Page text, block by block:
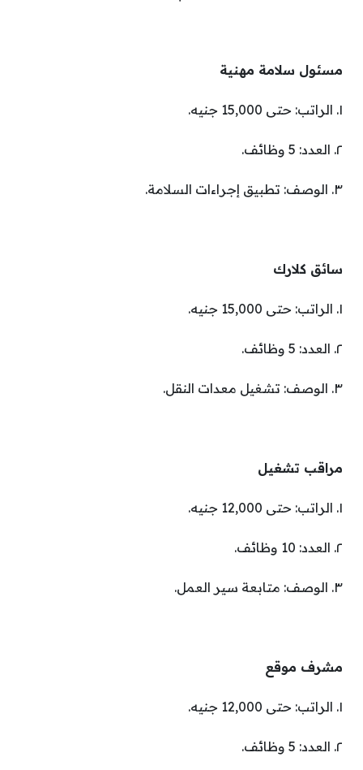
مسئول سلامة مهنية
١. الراتب: حتى 15,000 جنيه.
٢. العدد: 5 وظائف.
٣. الوصف: تطبيق إجراءات السلامة.
سائق كلارك
١. الراتب: حتى 15,000 جنيه.
٢. العدد: 5 وظائف.
٣. الوصف: تشغيل معدات النقل.
مراقب تشغيل
١. الراتب: حتى 12,000 جنيه.
٢. العدد: 10 وظائف.
٣. الوصف: متابعة سير العمل.
مشرف موقع
١. الراتب: حتى 12,000 جنيه.
٢. العدد: 5 وظائف.